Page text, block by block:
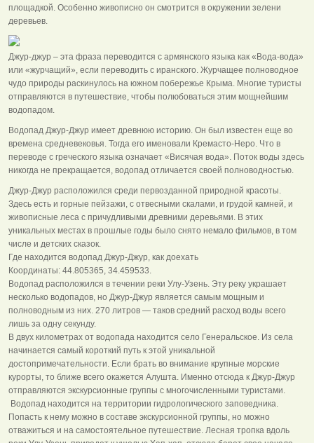
площадкой. Особенно живописно он смотрится в окружении зелени
деревьев.
Джур-джур – эта фраза переводится с армянского языка как «Вода-вода»
или «журчащий», если переводить с иранского. Журчащее полноводное
чудо природы раскинулось на южном побережье Крыма. Многие туристы
отправляются в путешествие, чтобы полюбоваться этим мощнейшим
водопадом.
Водопад Джур-Джур имеет древнюю историю. Он был известен еще во
времена средневековья. Тогда его именовали Кремасто-Неро. Что в
переводе с греческого языка означает «Висячая вода». Поток воды здесь
никогда не прекращается, водопад отличается своей полноводностью.
Джур-Джур расположился среди первозданной природной красоты.
Здесь есть и горные пейзажи, с отвесными скалами, и грудой камней, и
живописные леса с причудливыми древними деревьями. В этих
уникальных местах в прошлые годы было снято немало фильмов, в том
числе и детских сказок.
Где находится водопад Джур-Джур, как доехать
Координаты: 44.805365, 34.459533.
Водопад расположился в течении реки Улу-Узень. Эту реку украшает
несколько водопадов, но Джур-Джур является самым мощным и
полноводным из них. 270 литров — таков средний расход воды всего
лишь за одну секунду.
В двух километрах от водопада находится село Генеральское. Из села
начинается самый короткий путь к этой уникальной
достопримечательности. Если брать во внимание крупные морские
курорты, то ближе всего окажется Алушта. Именно отсюда к Джур-Джур
отправляются экскурсионные группы с многочисленными туристами.
Водопад находится на территории гидрологического заповедника.
Попасть к нему можно в составе экскурсионной группы, но можно
отважиться и на самостоятельное путешествие. Лесная тропка вдоль